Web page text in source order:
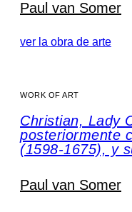
Paul van Somer
ver la obra de arte
WORK OF ART
Christian, Lady
posteriormente
(1598-1675), y
Paul van Somer